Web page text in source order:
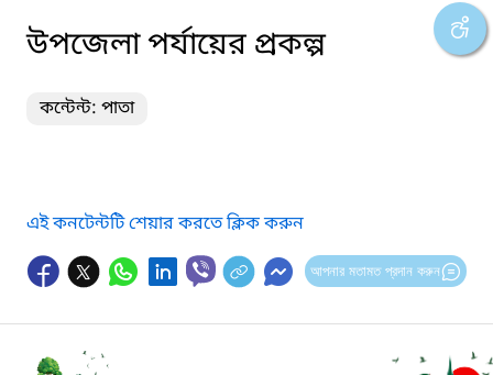
উপজেলা পর্যায়ের প্রকল্প
কন্টেন্ট: পাতা
এই কনটেন্টটি শেয়ার করতে ক্লিক করুন
আপনার মতামত প্রদান করুন